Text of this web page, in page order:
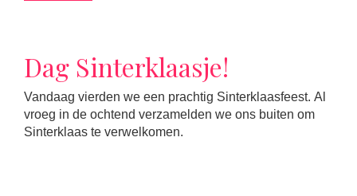
Dag Sinterklaasje!
Vandaag vierden we een prachtig Sinterklaasfeest. Al
vroeg in de ochtend verzamelden we ons buiten om
Sinterklaas te verwelkomen.